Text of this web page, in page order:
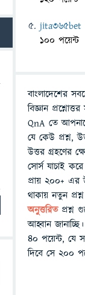
jita365bet
100 পয়েন্ট
বাংলাদেশের
বিজ্ঞান
QnA তে
যে কেউ প্রশ্ন,
উত্তর গ্রহণের
সোর্স যাচাই
প্রায় ২০০+
থাকায় নতুন
অনুত্তরিত প্রশ্ন
আহ্বান
৪০ পয়েন্ট, যে
দিবে সে ২০০